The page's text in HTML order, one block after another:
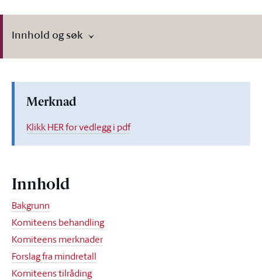
Innhold og søk
Merknad
Klikk HER for vedlegg i pdf
Innhold
Bakgrunn
Komiteens behandling
Komiteens merknader
Forslag fra mindretall
Komiteens tilråding